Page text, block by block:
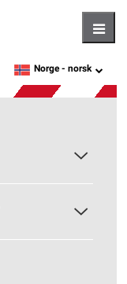
language
Norge - norsk